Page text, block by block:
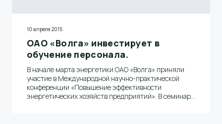
10 апреля 2015
ОАО «Волга» инвестирует в
обучение персонала.
В начале марта энергетики ОАО «Волга» приняли
участие в Международной научно-практической
конференции «Повышение эффективности
энергетических хозяйств предприятий». В семинаре